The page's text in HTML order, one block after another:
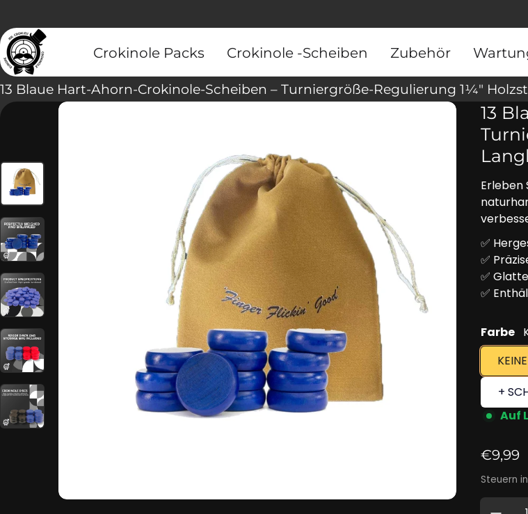
Crokinole Packs Crokinole -Scheiben Zubehör
springen
13
Erleben
✅
✅
✅
✅
Farbe
+
Auf
€9,99
Steuern
Menge: